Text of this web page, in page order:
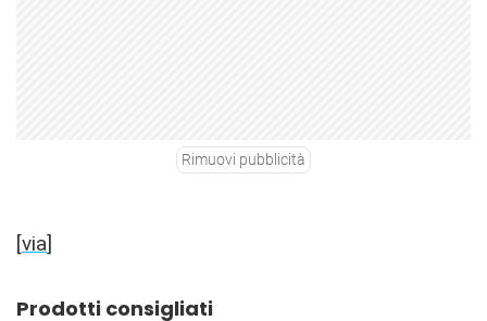
Rimuovi pubblicità
[via]
Prodotti consigliati